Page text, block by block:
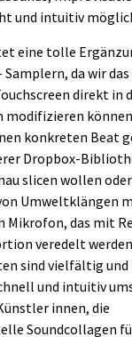
und intuitiv
eine tolle
da wir
direkt in
konkreten Beat
Dropbox-
slicen wollen
Umweltklängen
das mit
veredelt
sind vielfältig und
und intuitiv
innen, die
Soundcollagen